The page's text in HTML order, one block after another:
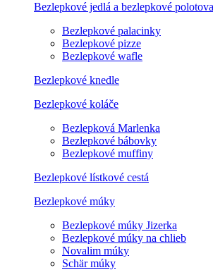
Bezlepkové jedlá a bezlepkové
Bezlepkové palacinky
Bezlepkové pizze
Bezlepkové wafle
Bezlepkové knedle
Bezlepkové koláče
Bezlepková Marlenka
Bezlepkové bábovky
Bezlepkové muffiny
Bezlepkové lístkové cestá
Bezlepkové múky
Bezlepkové múky Jizerka
Bezlepkové múky na chlieb
Novalim múky
Schär múky